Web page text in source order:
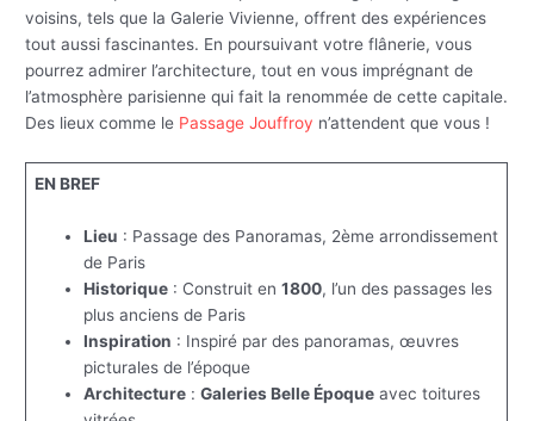
voisins, tels que la Galerie Vivienne, offrent des expériences
tout aussi fascinantes. En poursuivant votre flânerie, vous
pourrez admirer l’architecture, tout en vous imprégnant de
l’atmosphère parisienne qui fait la renommée de cette capitale.
Des lieux comme le Passage Jouffroy n’attendent que vous !
EN BREF
Lieu : Passage des Panoramas, 2ème arrondissement
de Paris
Historique: Construit en 1800, l’un des passages les
plus anciens de Paris
Inspiration : Inspiré par des panoramas, œuvres
picturales de l’époque
Architecture: Galeries Belle Époqueavec toitures